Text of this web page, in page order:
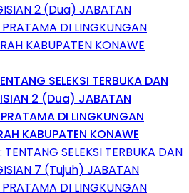
SELEKSI TERBUKA DAN
2 (Dua) JABATAN
DI LINGKUNGAN
KABUPATEN KONAWE